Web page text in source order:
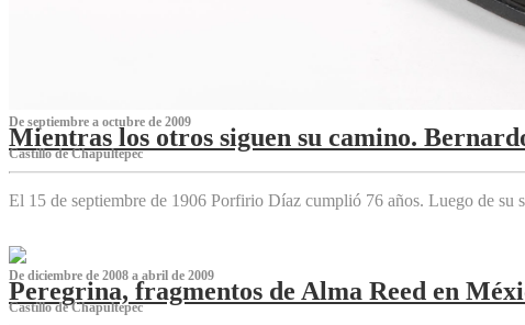
De septiembre a octubre de 2009
Mientras los otros siguen su camino.
Castillo de Chapultepec
El 15 de septiembre de 1906 Porfirio Díaz cumplió 76 años. Luego de
De diciembre de 2008 a abril de 2009
Peregrina, fragmentos de Alma Reed en
Castillo de Chapultepec